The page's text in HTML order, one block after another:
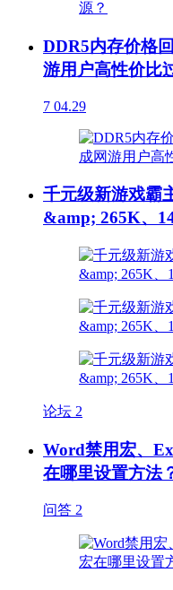
DDR5内存价格
游用户高性价比
7 04.29
千元级新游戏霸
&amp; 265K、
论坛 2
Word禁用宏、
在哪里设置方法
问答 2